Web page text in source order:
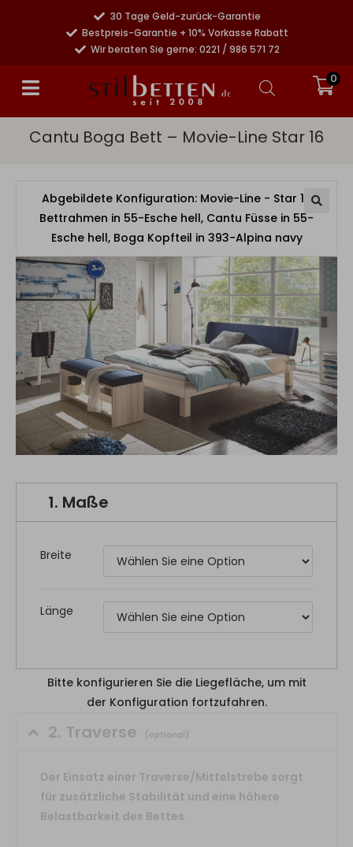
30 Tage Geld-zurück-Garantie
Bestpreis-Garantie + 10% Vorkasse Rabatt
Wir beraten Sie gerne: 0221 / 986 571 72
0
Cantu Boga Bett – Movie-Line Star 16
Abgebildete Konfiguration: Movie-Line - Star 16
Bettrahmen in 55-Esche hell, Cantu Füsse in 55-
Esche hell, Boga Kopfteil in 393-Alpina navy
1. Maße
Breite
Länge
2. Traverse (optional)
Der Einsatz einer Traverse/Mittelstrebe sorgt
für zusätzliche Stabilität und eine höhere
Belastbarkeit des Bettes.
Bitte konfigurieren Sie die Liegefläche, um mit
der Konfiguration fortzufahren.